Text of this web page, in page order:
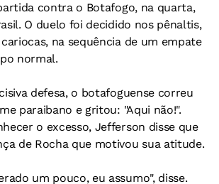
contra o Botafogo, na quarta,
O duelo foi decidido nos pênaltis,
na sequência de um empate
normal.
defesa, o botafoguense correu
paraibano e gritou: "Aqui não!".
o excesso, Jefferson disse que
de Rocha que motivou sua atitude.
um pouco, eu assumo", disse.